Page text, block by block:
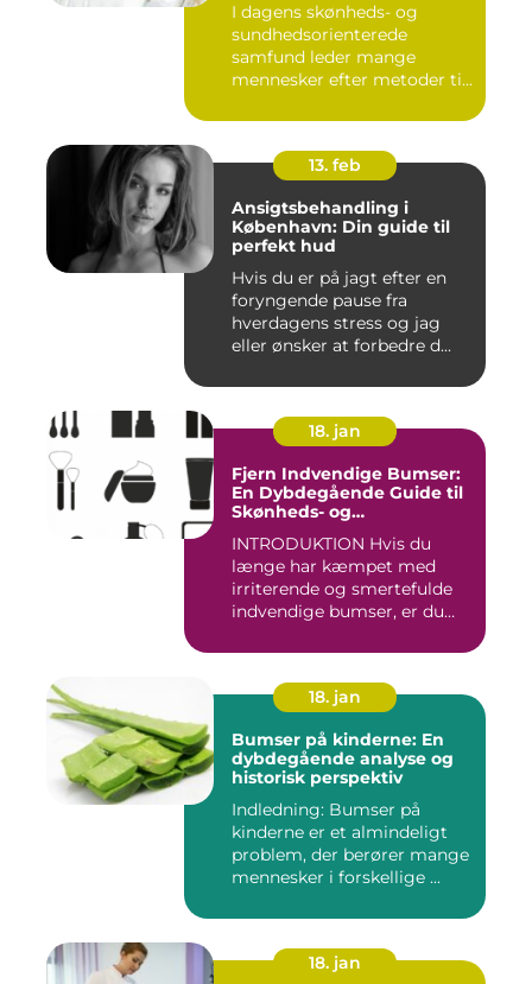
I dagens skønheds- og
sundhedsorienterede
samfund leder mange
mennesker efter metoder til
13. feb
Ansigtsbehandling i
København: Din guide til
perfekt hud
Hvis du er på jagt efter en
foryngende pause fra
hverdagens stress og jag
eller ønsker at forbedre d...
18. jan
Fjern Indvendige Bumser:
En Dybdegående Guide til
Skønheds- og
INTRODUKTION Hvis du
længe har kæmpet med
irriterende og smertefulde
indvendige bumser, er du
18. jan
Bumser på kinderne: En
dybdegående analyse og
historisk perspektiv
Indledning: Bumser på
kinderne er et almindeligt
problem, der berører mange
mennesker i forskellige ...
18. jan